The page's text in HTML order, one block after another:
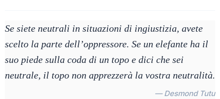
Se siete neutrali in situazioni di ingiustizia, avete
scelto la parte dell’oppressore. Se un elefante ha il
suo piede sulla coda di un topo e dici che sei
neutrale, il topo non apprezzerà la vostra neutralità.
— Desmond Tutu